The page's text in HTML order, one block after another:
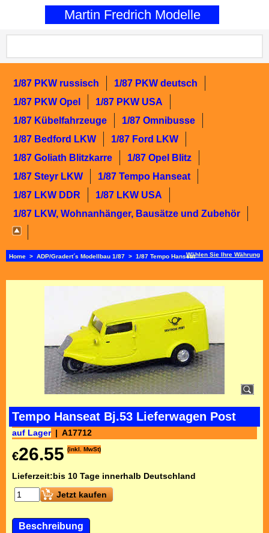
Martin Fredrich Modelle
1/87 PKW russisch
1/87 PKW deutsch
1/87 PKW Opel
1/87 PKW USA
1/87 Kübelfahrzeuge
1/87 Omnibusse
1/87 Bedford LKW
1/87 Ford LKW
1/87 Goliath Blitzkarre
1/87 Opel Blitz
1/87 Steyr LKW
1/87 Tempo Hanseat
1/87 LKW DDR
1/87 LKW USA
1/87 LKW, Wohnanhänger, Bausätze und Zubehör
Home > ADP/Gradert´s Modellbau 1/87 > 1/87 Tempo HanseatWählen Sie Ihre Währung
Tempo Hanseat Bj.53 Lieferwagen Post
auf Lager A17712
€26.55 (inkl. MwSt)
Lieferzeit:bis 10 Tage innerhalb Deutschland
Jetzt kaufen
Beschreibung